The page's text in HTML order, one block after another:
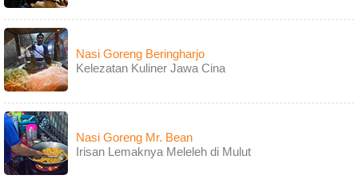
Nasi Goreng Beringharjo
Kelezatan Kuliner Jawa Cina
Nasi Goreng Mr. Bean
Irisan Lemaknya Meleleh di Mulut